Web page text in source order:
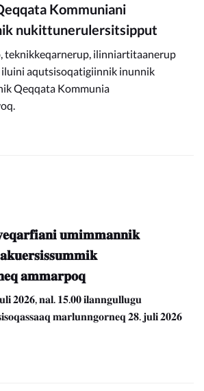
Kommuniani
nukittunerulersitsipput
teknikkeqarnerup, ilinniartitaanerup
aqutsisoqatigiinnik inunnik
Qeqqata Kommunia
𝐮𝐦𝐢𝐦𝐦𝐚𝐧𝐧𝐢𝐤
𝐚𝐦𝐦𝐚𝐫𝐩𝐨𝐪
𝟐𝟎𝟐𝟔, 𝐧𝐚𝐥. 𝟏𝟓.𝟎𝟎 𝐢𝐥𝐚𝐧𝐧𝐠𝐮𝐥𝐥𝐮𝐠𝐮
𝐦𝐚𝐫𝐥𝐮𝐧𝐧𝐠𝐨𝐫𝐧𝐞𝐪 𝟐𝟖. 𝐣𝐮𝐥𝐢 𝟐𝟎𝟐𝟔